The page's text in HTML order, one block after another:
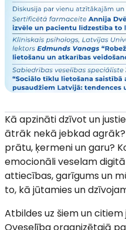
Kā apzināti dzīvot un
ātrāk nekā jebkad
prātu, ķermeni un garu?
emocionāli veselam
attiecības, garīgums un
to, kā jūtamies un
Atbildes uz šiem un